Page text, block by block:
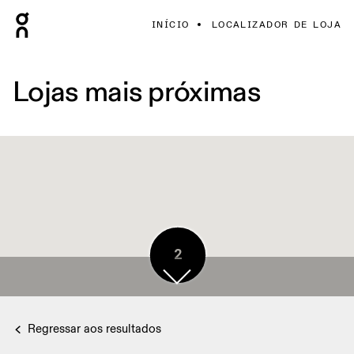
INÍCIO LOCALIZADOR DE LOJA
Lojas mais próximas
2
2
2
Regressar aos resultados